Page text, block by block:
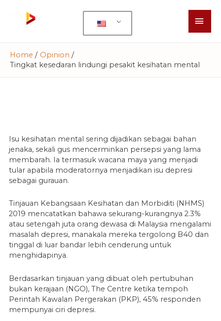
Home
Opinion
Tingkat kesedaran lindungi pesakit kesihatan mental
Isu kesihatan mental sering dijadikan sebagai bahan
jenaka, sekali gus mencerminkan persepsi yang lama
membarah. Ia termasuk wacana maya yang menjadi
tular apabila moderatornya menjadikan isu depresi
sebagai gurauan.
Tinjauan Kebangsaan Kesihatan dan Morbiditi (NHMS)
2019 mencatatkan bahawa sekurang-kurangnya 2.3%
atau setengah juta orang dewasa di Malaysia mengalami
masalah depresi, manakala mereka tergolong B40 dan
tinggal di luar bandar lebih cenderung untuk
menghidapinya.
Berdasarkan tinjauan yang dibuat oleh pertubuhan
bukan kerajaan (NGO), The Centre ketika tempoh
Perintah Kawalan Pergerakan (PKP), 45% responden
mempunyai ciri depresi.